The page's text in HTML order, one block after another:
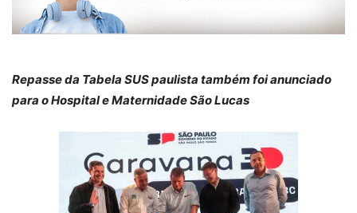
Repasse da Tabela SUS paulista também foi anunciado
para o Hospital e Maternidade São Lucas